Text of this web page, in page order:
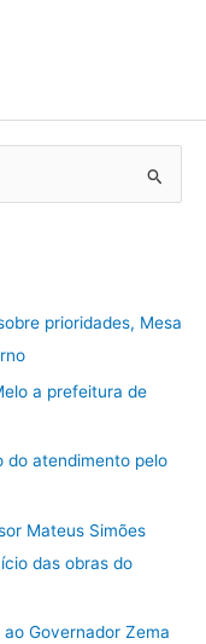
prioridades, Mesa
a prefeitura de
do atendimento pelo
Mateus Simões
das obras do
Governador Zema